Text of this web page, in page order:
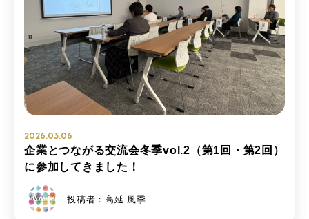
2026.03.06
企業とつながる交流会冬季vol.2（第1回・第2回）
に参加してきました！
投稿者：高延 風季